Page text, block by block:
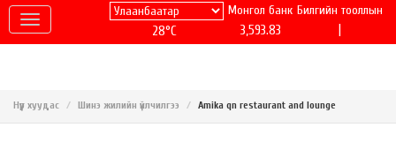
28°C
Монгол банк
3,593.83
Билгийн тооллын
Нүүр хуудас Шинэ жилийн үйлчилгээ Amika qn restaurant and lounge